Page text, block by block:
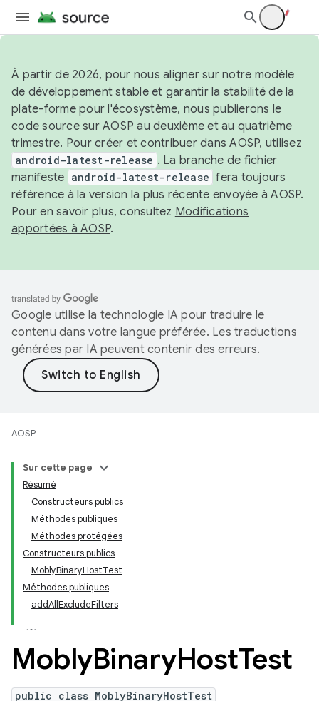
À partir de 2026, pour nous aligner sur notre modèle
de développement stable et garantir la stabilité de la
plate-forme pour l'écosystème, nous publierons le
code source sur AOSP au deuxième et au quatrième
trimestre. Pour créer et contribuer dans AOSP, utilisez
android-latest-release . La branche de fichier
manifeste android-latest-release fera toujours
référence à la version la plus récente envoyée à AOSP.
Pour en savoir plus, consultez Modifications
apportées à AOSP.
Google utilise la technologie IA pour traduire le
contenu dans votre langue préférée. Les traductions
générées par IA peuvent contenir des erreurs.
AOSP
Sur cette page
Résumé
Constructeurs publics
Méthodes publiques
Méthodes protégées
Constructeurs publics
MoblyBinaryHostTest
Méthodes publiques
addAllExcludeFilters
MoblyBinaryHostTest
public class MoblyBinaryHostTest